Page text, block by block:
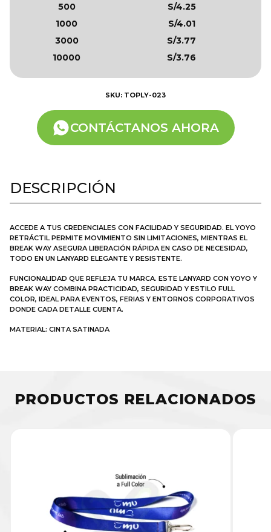
500
S/4.25
1000
S/4.01
3000
S/3.77
10000
S/3.76
SKU: TOPLY-023
CONTÁCTANOS AHORA
DESCRIPCIÓN
ACCEDE A TUS CREDENCIALES CON FACILIDAD Y SEGURIDAD. EL YOYO
RETRÁCTIL PERMITE MOVIMIENTO SIN LIMITACIONES, MIENTRAS EL
BREAK WAY ASEGURA LIBERACIÓN RÁPIDA EN CASO DE NECESIDAD,
TODO EN UN LANYARD ELEGANTE Y RESISTENTE.
FUNCIONALIDAD QUE REFLEJA TU MARCA. ESTE LANYARD CON YOYO Y
BREAK WAY COMBINA PRACTICIDAD, SEGURIDAD Y ESTILO FULL
COLOR, IDEAL PARA EVENTOS, FERIAS Y ENTORNOS CORPORATIVOS
DONDE CADA DETALLE CUENTA.
MATERIAL: CINTA SATINADA
PRODUCTOS RELACIONADOS